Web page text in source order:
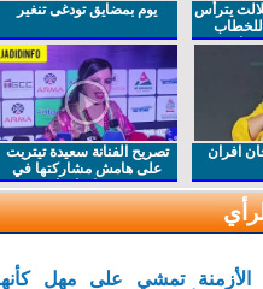
يترأس
يوم بمضايق تودغى تنغير
تصريح الفنانة سعيدة تيتريت
على هامش مشاركتها في
مهرجان افران
الأزمنة تمشي على مهل كأنها